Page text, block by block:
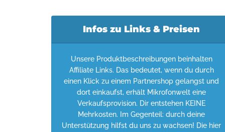
Infos zu Links & Preisen
Unsere Produktbeschreibungen beinhalten
Affiliate Links. Das bedeutet, wenn du durch
einen Klick zu einem Partnershop gelangst und
dort einkaufst, erhält Mikrofonwelt eine
Verkaufsprovision. Dir entstehen KEINE
Mehrkosten. Im Gegenteil: durch deine
Unterstützung hilfst du uns zu wachsen! Die hier